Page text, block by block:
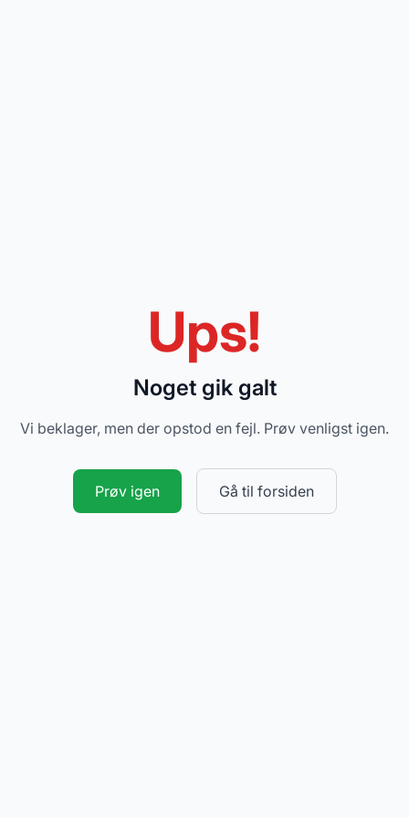
Ups!
Noget gik galt
Vi beklager, men der opstod en fejl. Prøv venligst igen.
Prøv igen Gå til forsiden